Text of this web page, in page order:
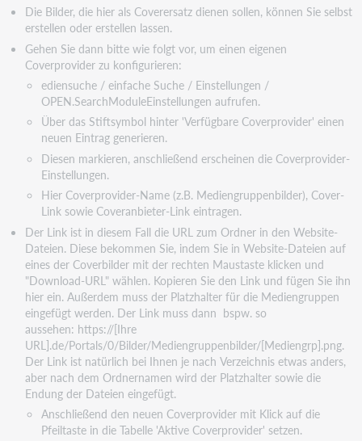
Die Bilder, die hier als Coverersatz dienen sollen, können Sie selbst
erstellen oder erstellen lassen.
Gehen Sie dann bitte wie folgt vor, um einen eigenen
Coverprovider zu konfigurieren:
ediensuche / einfache Suche / Einstellungen /
OPEN.SearchModuleEinstellungen aufrufen.
Über das Stiftsymbol hinter 'Verfügbare Coverprovider' einen
neuen Eintrag generieren.
Diesen markieren, anschließend erscheinen die Coverprovider-
Einstellungen.
Hier Coverprovider-Name (z.B. Mediengruppenbilder), Cover-
Link sowie Coveranbieter-Link eintragen.
Der Link ist in diesem Fall die URL zum Ordner in den Website-
Dateien. Diese bekommen Sie, indem Sie in Website-Dateien auf
eines der Coverbilder mit der rechten Maustaste klicken und
"Download-URL" wählen. Kopieren Sie den Link und fügen Sie ihn
hier ein. Außerdem muss der Platzhalter für die Mediengruppen
eingefügt werden. Der Link muss dann bspw. so
aussehen: https://[Ihre
URL].de/Portals/0/Bilder/Mediengruppenbilder/[Mediengrp].png.
Der Link ist natürlich bei Ihnen je nach Verzeichnis etwas anders,
aber nach dem Ordnernamen wird der Platzhalter sowie die
Endung der Dateien eingefügt.
Anschließend den neuen Coverprovider mit Klick auf die
Pfeiltaste in die Tabelle 'Aktive Coverprovider' setzen.